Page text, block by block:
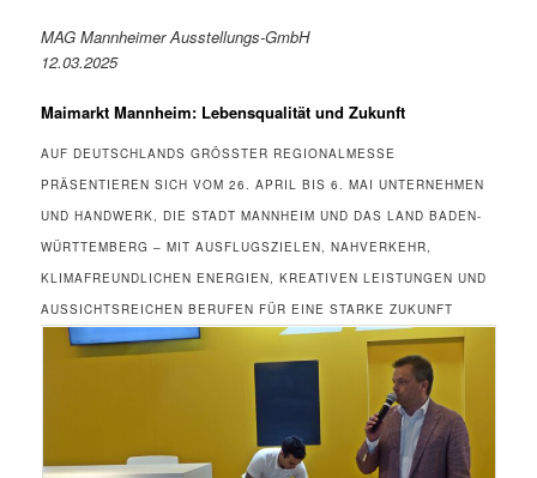
MAG Mannheimer Ausstellungs-GmbH
12.03.2025
Maimarkt Mannheim: Lebensqualität und Zukunft
AUF DEUTSCHLANDS GRÖSSTER REGIONALMESSE P
RÄSENTIEREN SICH VOM 26. APRIL BIS 6. MAI UNTERNEHMEN U
ND HANDWERK, DIE STADT MANNHEIM UND DAS LAND BADEN-W
ÜRTTEMBERG – MIT AUSFLUGSZIELEN, NAHVERKEHR, K
LIMAFREUNDLICHEN ENERGIEN, KREATIVEN LEISTUNGEN UND A
USSICHTSREICHEN BERUFEN FÜR EINE STARKE ZUKUNFT